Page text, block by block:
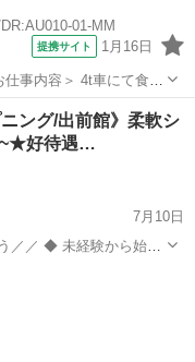
01-MM
提携サイト 1月16日
免 ング/出前館》柔軟シ
~★好待遇…
7月10日
から始め